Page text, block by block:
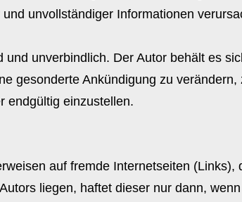
unvollständiger Informationen
unverbindlich. Der Autor behält es
gesonderte Ankündigung zu
endgültig einzustellen.
auf fremde Internetseiten (Links),
liegen, haftet dieser nur dann,